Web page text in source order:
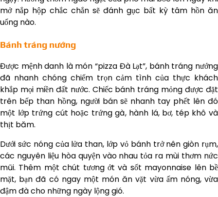
mở nắp hộp chắc chắn sẽ đánh gục bất kỳ tâm hồn ăn
uống nào.
Bánh tráng nướng
Được mệnh danh là món “pizza Đà Lạt”, bánh tráng nướng
đã nhanh chóng chiếm trọn cảm tình của thực khách
khắp mọi miền đất nước. Chiếc bánh tráng mỏng được đặt
trên bếp than hồng, người bán sẽ nhanh tay phết lên đó
một lớp trứng cút hoặc trứng gà, hành lá, bơ, tép khô và
thịt băm.
Dưới sức nóng của lửa than, lớp vỏ bánh trở nên giòn rụm,
các nguyên liệu hòa quyện vào nhau tỏa ra mùi thơm nức
mũi. Thêm một chút tương ớt và sốt mayonnaise lên bề
mặt, bạn đã có ngay một món ăn vặt vừa ấm nóng, vừa
đậm đà cho những ngày lộng gió.